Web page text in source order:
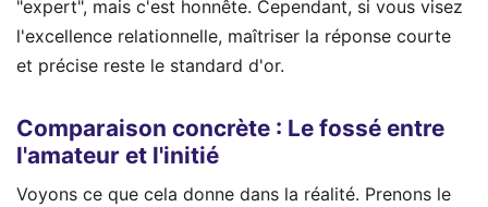
"expert", mais c'est honnête. Cependant, si vous visez
l'excellence relationnelle, maîtriser la réponse courte
et précise reste le standard d'or.
Comparaison concrète : Le fossé entre
l'amateur et l'initié
Voyons ce que cela donne dans la réalité. Prenons le